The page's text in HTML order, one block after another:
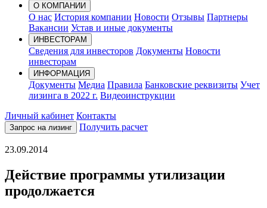
О КОМПАНИИ
О нас История компании Новости Отзывы Партнеры
Вакансии Устав и иные документы
ИНВЕСТОРАМ
Сведения для инвесторов Документы Новости
инвесторам
ИНФОРМАЦИЯ
Документы Медиа Правила Банковские реквизиты Учет
лизинга в 2022 г. Видеоинструкции
Личный кабинет Контакты
Запрос на лизинг Получить расчет
23.09.2014
Действие программы утилизации
продолжается